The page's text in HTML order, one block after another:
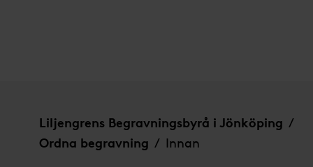
Liljengrens Begravningsbyrå i Jönköping /
Ordna begravning / Innan